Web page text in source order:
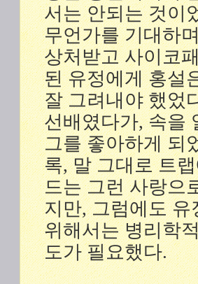
서는 안되는 것이
무언가를 기대하
상처받고 사이코
된 유정에게 홍설
잘 그려내야 했었
선배였다가, 속을
그를 좋아하게 되
록, 말 그대로 트
드는 그런 사랑으
지만, 그럼에도
위해서는 병리학
도가 필요했다.